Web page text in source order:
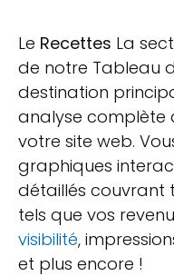
Le Recettes La
de notre Tableau
destination
analyse complète
votre site web.
graphiques
détaillés couvrant
tels que vos
visibilité,
et plus encore !